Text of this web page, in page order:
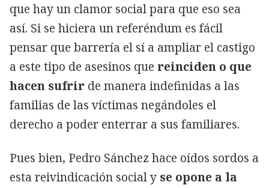
que hay un clamor social para que eso sea
así. Si se hiciera un referéndum es fácil
pensar que barrería el sí a ampliar el castigo
a este tipo de asesinos que reinciden o que
hacen sufrir de manera indefinidas a las
familias de las víctimas negándoles el
derecho a poder enterrar a sus familiares.
Pues bien, Pedro Sánchez hace oídos sordos a
esta reivindicación social y se opone a la